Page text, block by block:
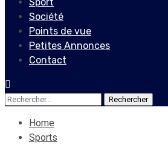
Société
Points de vue
Petites Annonces
Contact
Rechercher :
Home
Sports